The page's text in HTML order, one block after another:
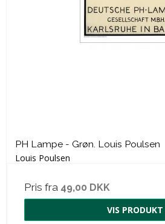
PH Lampe - Grøn. Louis Poulsen
Louis Poulsen
Pris fra 49,00 DKK
VIS PRODUKT